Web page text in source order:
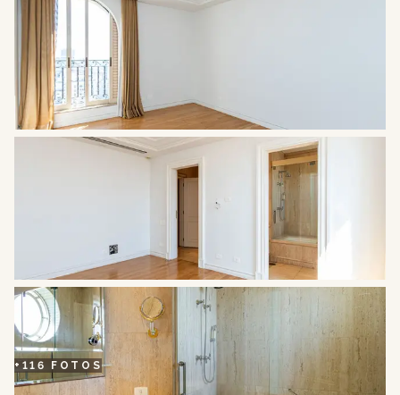
+ 116 FOTOS